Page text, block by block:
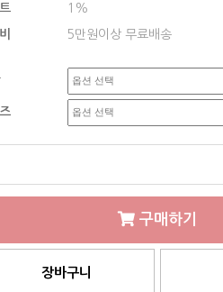
1%
5만원이상 무료배송
구매하기
장바구니